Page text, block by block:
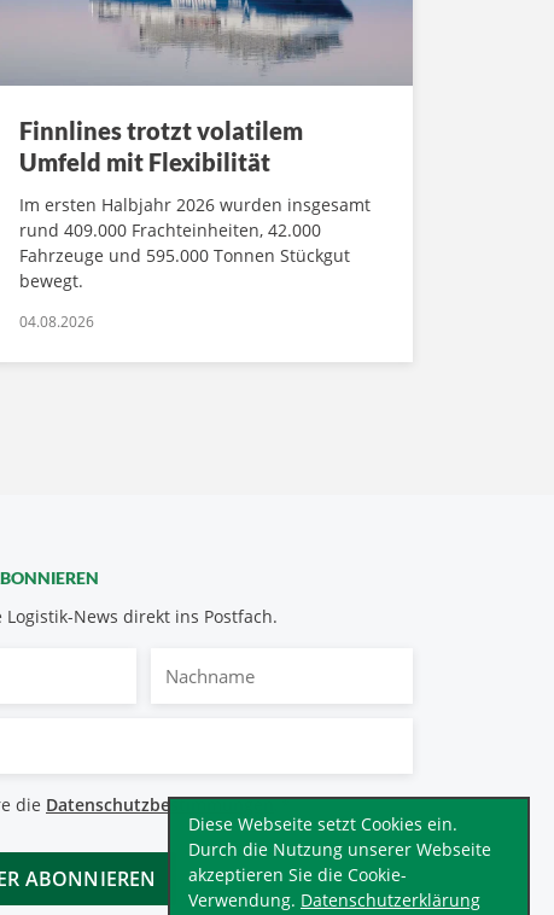
Diese Webseite setzt Cookies ein.
Durch die Nutzung unserer Webseite
akzeptieren Sie die Cookie-
Verwendung. Datenschutzerklärung
Finnlines trotzt volatilem
Umfeld mit Flexibilität
Im ersten Halbjahr 2026 wurden insgesamt
rund 409.000 Frachteinheiten, 42.000
Fahrzeuge und 595.000 Tonnen Stückgut
bewegt.
04.08.2026
News direkt ins Postfach.
die Datenschutzbestimmungen.*